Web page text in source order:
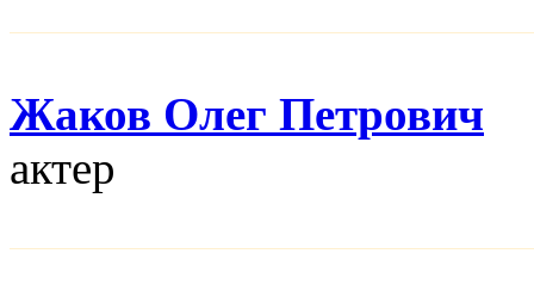
Жаков Олег Петрович
актер